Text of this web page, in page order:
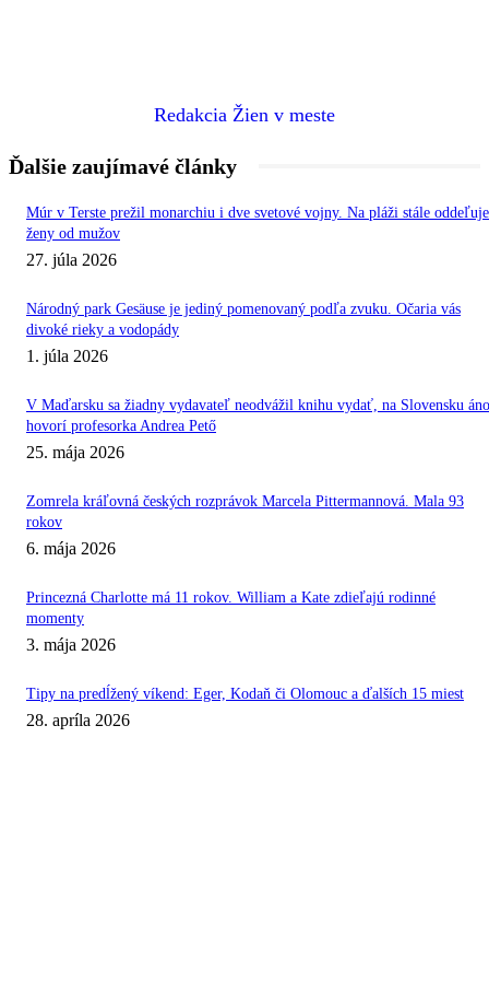
Redakcia Žien v meste
Ďalšie zaujímavé články
Múr v Terste prežil monarchiu i dve svetové vojny. Na pláži stále oddeľuje
ženy od mužov
27. júla 2026
Národný park Gesäuse je jediný pomenovaný podľa zvuku. Očaria vás
divoké rieky a vodopády
1. júla 2026
V Maďarsku sa žiadny vydavateľ neodvážil knihu vydať, na Slovensku
hovorí profesorka Andrea Pető
25. mája 2026
Zomrela kráľovná českých rozprávok Marcela Pittermannová. Mala 93
rokov
6. mája 2026
Princezná Charlotte má 11 rokov. William a Kate zdieľajú rodinné
momenty
3. mája 2026
Tipy na predĺžený víkend: Eger, Kodaň či Olomouc a ďalších 15 miest
28. apríla 2026